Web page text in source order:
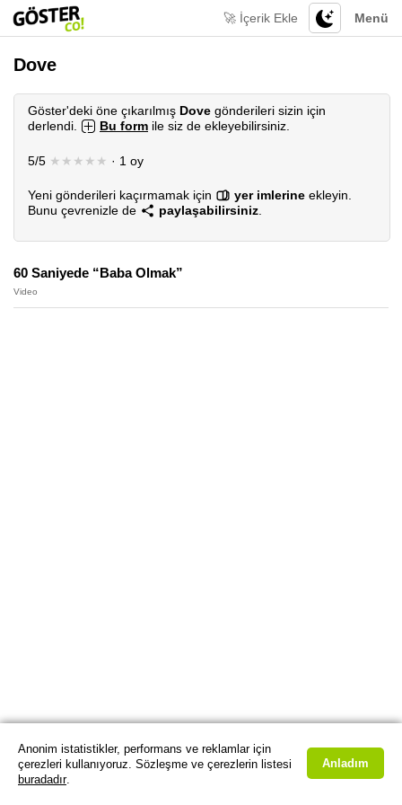
Menü
🚀 İçerik Ekle
Dove
Göster'deki öne çıkarılmış Dove gönderileri sizin için
derlendi.
Bu form ile siz de ekleyebilirsiniz.
5/5 ★★★★★ · 1 oy
Yeni gönderileri kaçırmamak için yer imlerine ekleyin.
Bunu çevrenizle de
paylaşabilirsiniz
60 Saniyede “Baba Olmak”
Video
Anonim istatistikler, performans ve reklamlar için
çerezleri kullanıyoruz. Sözleşme ve çerezlerin listesi
buradadır.
Anladım